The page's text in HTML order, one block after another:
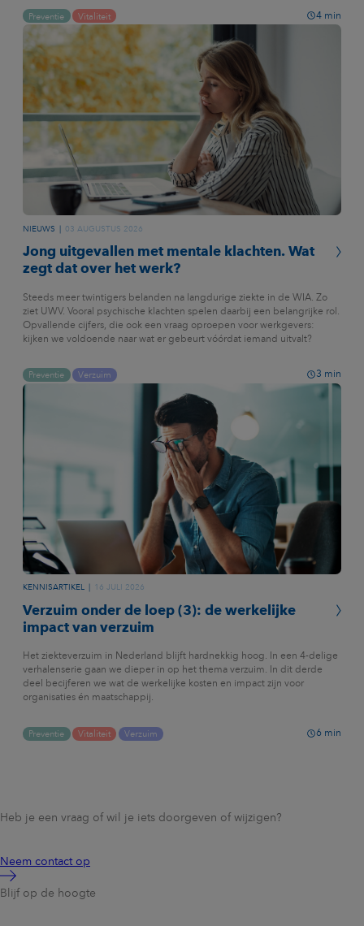
Preventie Vitaliteit 4 min
NIEUWS 03 AUGUSTUS 2026
Jong uitgevallen met mentale klachten. Wat
zegt dat over het werk?
Steeds meer twintigers belanden na langdurige ziekte in de WIA. Zo
ziet UWV. Vooral psychische klachten spelen daarbij een belangrijke rol.
Opvallende cijfers, die ook een vraag oproepen voor werkgevers:
kijken we voldoende naar wat er gebeurt vóórdat iemand uitvalt?
Preventie Verzuim 3 min
KENNISARTIKEL 16 JULI 2026
Verzuim onder de loep (3): de werkelijke
impact van verzuim
Het ziekteverzuim in Nederland blijft hardnekkig hoog. In een 4-delige
verhalenserie gaan we dieper in op het thema verzuim. In dit derde
deel becijferen we wat de werkelijke kosten en impact zijn voor
organisaties én maatschappij.
Preventie Vitaliteit Verzuim 6 min
Heb je een vraag of wil je iets doorgeven of wijzigen?
Neem contact op
Blijf op de hoogte